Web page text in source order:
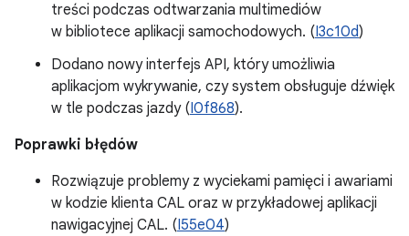
treści podczas odtwarzania multimediów
w bibliotece aplikacji samochodowych. (I3c10d)
Dodano nowy interfejs API, który umożliwia
aplikacjom wykrywanie, czy system obsługuje dźwięk
w tle podczas jazdy (I0f868).
Poprawki błędów
Rozwiązuje problemy z wyciekami pamięci i awariami
w kodzie klienta CAL oraz w przykładowej aplikacji
nawigacyjnej CAL. (I55e04)